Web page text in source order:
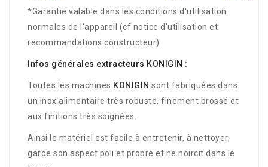
*Garantie valable dans les conditions d'utilisation
normales de l'appareil (cf notice d'utilisation et
recommandations constructeur)
Infos générales extracteurs KONIGIN :
Toutes les machines KONIGIN sont fabriquées dans
un inox alimentaire très robuste, finement brossé et
aux finitions très soignées.
Ainsi le matériel est facile à entretenir, à nettoyer,
garde son aspect poli et propre et ne noircit dans le